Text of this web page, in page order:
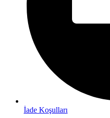
İade Koşulları